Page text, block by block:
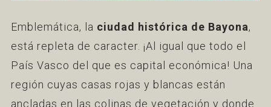
Emblemática, la ciudad histórica de Bayona,
está repleta de caracter. ¡Al igual que todo el
País Vasco del que es capital económica! Una
región cuyas casas rojas y blancas están
ancladas en las colinas de vegetación y donde